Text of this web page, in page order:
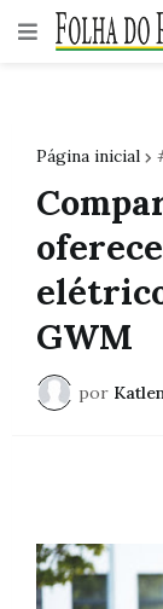
Página inicial
GWM
por